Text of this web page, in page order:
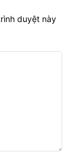
duyệt này